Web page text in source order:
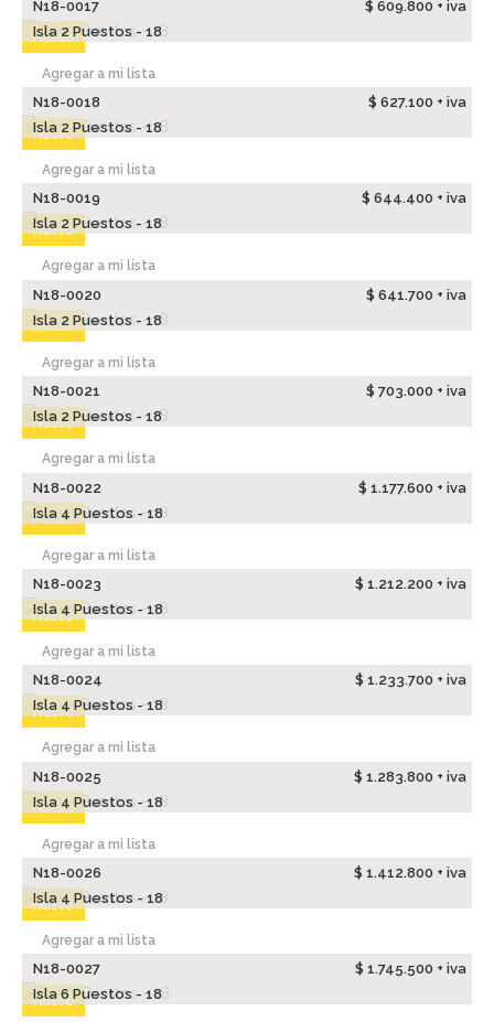
Nuevo
N18-0017
$ 609.800 + iva
Isla 2 Puestos - 18
Agregar a mi lista
Nuevo
N18-0018
$ 627.100 + iva
Isla 2 Puestos - 18
Agregar a mi lista
Nuevo
N18-0019
$ 644.400 + iva
Isla 2 Puestos - 18
Agregar a mi lista
Nuevo
N18-0020
$ 641.700 + iva
Isla 2 Puestos - 18
Agregar a mi lista
Nuevo
N18-0021
$ 703.000 + iva
Isla 2 Puestos - 18
Agregar a mi lista
Nuevo
N18-0022
$ 1.177.600 + iva
Isla 4 Puestos - 18
Agregar a mi lista
Nuevo
N18-0023
$ 1.212.200 + iva
Isla 4 Puestos - 18
Agregar a mi lista
Nuevo
N18-0024
$ 1.233.700 + iva
Isla 4 Puestos - 18
Agregar a mi lista
Nuevo
N18-0025
$ 1.283.800 + iva
Isla 4 Puestos - 18
Agregar a mi lista
Nuevo
N18-0026
$ 1.412.800 + iva
Isla 4 Puestos - 18
Agregar a mi lista
Nuevo
N18-0027
$ 1.745.500 + iva
Isla 6 Puestos - 18